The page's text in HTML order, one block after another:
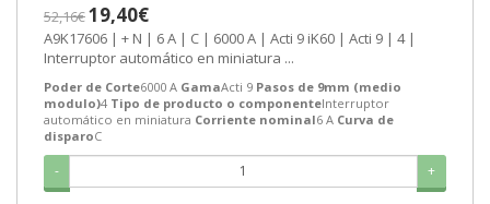
52,16€19,40€
A9K17606 | + N | 6 A | C | 6000 A | Acti 9 iK60 | Acti 9 | 4 |
Interruptor automático en miniatura ...
Poder de Corte6000 A GamaActi 9 Pasos de 9mm (medio
modulo)4 Tipo de producto o componenteInterruptor
automático en miniatura Corriente nominal6 A Curva de
disparoC
- +